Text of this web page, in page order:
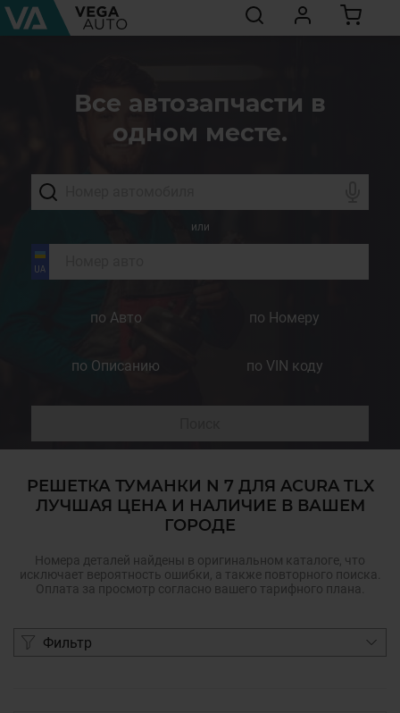
Все автозапчасти в
одном месте.
или
по Авто по Номеру
по Описанию по VIN коду
РЕШЕТКА ТУМАНКИ N 7 ДЛЯ ACURA TLX
ЛУЧШАЯ ЦЕНА И НАЛИЧИЕ В ВАШЕМ
ГОРОДЕ
Номера деталей найдены в оригинальном каталоге, что
исключает вероятность ошибки, а также повторного поиска.
Оплата за просмотр согласно вашего тарифного плана.
Фильтр